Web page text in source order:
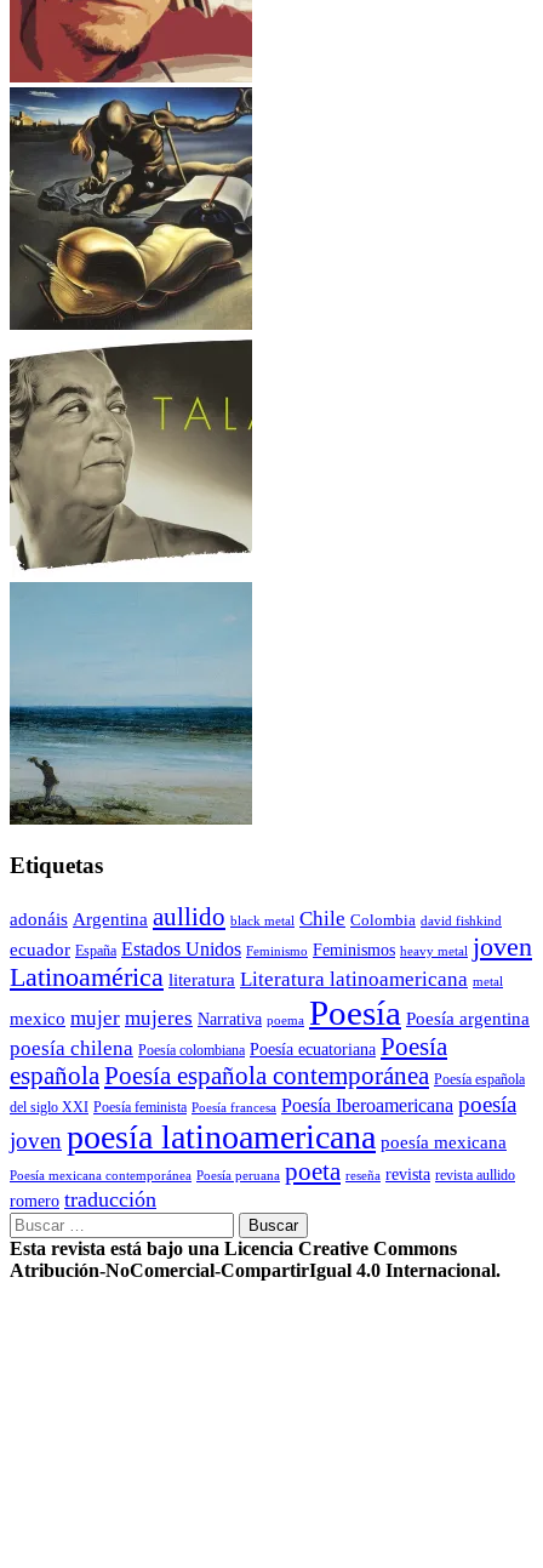
Etiquetas
adonáis Argentina aullido black metal Chile Colombia david fishkind
ecuador España Estados Unidos Feminismo Feminismos heavy metal joven
Latinoamérica literatura Literatura latinoamericana metal
mexico mujer mujeres Narrativa poema Poesía Poesía argentina
poesía chilena Poesía colombiana Poesía ecuatoriana Poesía
española Poesía española contemporánea Poesía española
del siglo XXI Poesía feminista Poesía francesa Poesía Iberoamericana poesía
joven poesía latinoamericana poesía mexicana
Poesía mexicana contemporánea Poesía peruana poeta reseña revista revista aullido
romero traducción
Buscar:
Esta revista está bajo una Licencia Creative Commons
Atribución-NoComercial-CompartirIgual 4.0 Internacional.